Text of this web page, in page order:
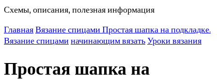
Схемы, описания, полезная информация
ГлавнаяВязание спицами Простая шапка на подкладке.
Вязание спицами начинающим вязатьУроки вязания
Простая шапка на